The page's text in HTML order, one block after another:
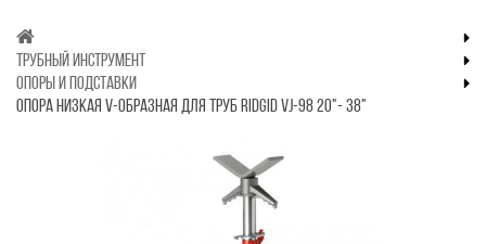
ТРУБНЫЙ ИНСТРУМЕНТ
ОПОРЫ И ПОДСТАВКИ
ОПОРА НИЗКАЯ V-ОБРАЗНАЯ ДЛЯ ТРУБ RIDGID VJ-98 20"- 38"